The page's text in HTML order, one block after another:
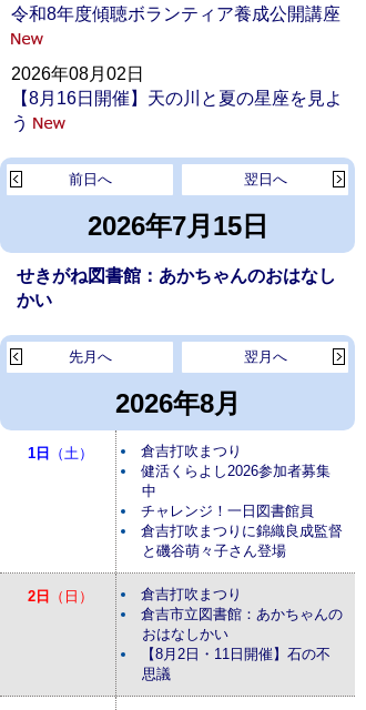
令和8年度傾聴ボランティア養成公開講座
2026年08月02日
【8月16日開催】天の川と夏の星座を見よ
う
2026年7月15日
翌日へ
前日へ
せきがね図書館：あかちゃんのおはなし
かい
2026年8月
翌月へ
先月へ
1日 （土）
倉吉打吹まつり
健活くらよし2026参加者募集
中
チャレンジ！一日図書館員
倉吉打吹まつりに錦織良成監督
と磯谷萌々子さん登場
2日 （日）
倉吉打吹まつり
倉吉市立図書館：あかちゃんの
おはなしかい
【8月2日・11日開催】石の不
思議